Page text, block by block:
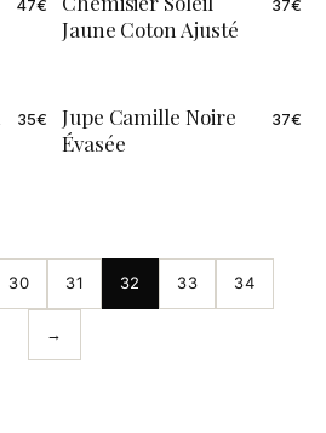
47€
Jaune Coton Ajusté
37€
35€ ÉDITION LIMITÉE
Jupe Camille Noire
Évasée
37€
30 31 32 33 34
→